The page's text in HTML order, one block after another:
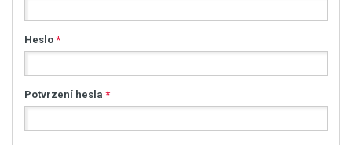
Heslo *
Potvrzení hesla *